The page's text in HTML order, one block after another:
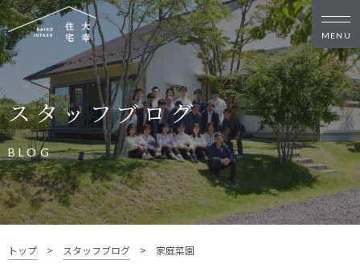
新築・リノベをお考えの方
家づくりの考え方
家づくりの流れ
施工事例
イベント
お客様の声
モデルハウス
リフォーム・リノベーション
土地をお探しの方
スタッフブログ
BLOG
トップ > スタッフブログ > 家庭菜園